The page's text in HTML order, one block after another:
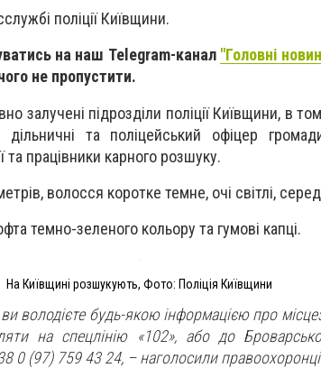
поліції Київщини.
на наш Telegram-канал "Головні
не пропустити.
залучені підрозділи поліції Київщини, в
та поліцейський офіцер
та працівники карного розшуку.
волосся коротке темне, очі світлі,
темно-зеленого кольору та гумові капці.
На Київщині розшукують, Фото: Поліція Київщини
володієте будь-якою інформацією про
на спецлінію «102», або до
0 (97) 759 43 24, – наголосили